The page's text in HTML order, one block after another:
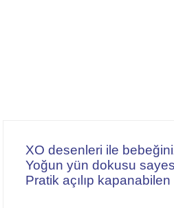
XO desenleri ile
Yoğun yün dokusu
Pratik açılıp